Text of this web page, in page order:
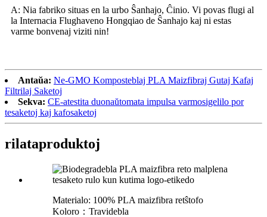
A: Nia fabriko situas en la urbo Ŝanhajo, Ĉinio. Vi povas flugi al
la Internacia Flughaveno Hongqiao de Ŝanhajo kaj ni estas
varme bonvenaj viziti nin!
Antaŭa: Ne-GMO Komposteblaj PLA Maizfibraj Gutaj Kafaj
Filtrilaj Saketoj
Sekva: CE-atestita duonaŭtomata impulsa varmosigelilo por
tesaketoj kaj kafosaketoj
rilataproduktoj
Materialo: 100% PLA maizfibra retŝtofo
Koloro：Travidebla